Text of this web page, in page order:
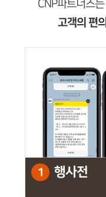
CNP파트너스는
고객의 편의
1 행사전